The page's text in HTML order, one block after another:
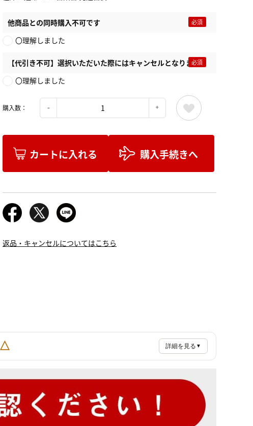
他商品との同時購入不可です
〇理解しました
【代引き不可】選択いただいた際にはキャンセルとなります
〇理解しました
購入数：
カートに入れる 購入手続きへ
返品・キャンセルについてはこちら
△ 詳細を見る ▼